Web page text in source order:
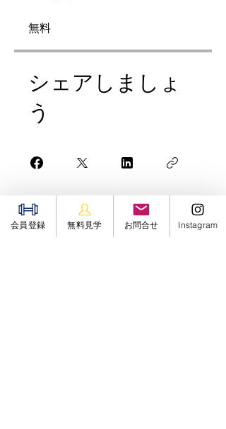
無料
シェアしましょ
う
会員登録 無料見学 お問合せ Instagram